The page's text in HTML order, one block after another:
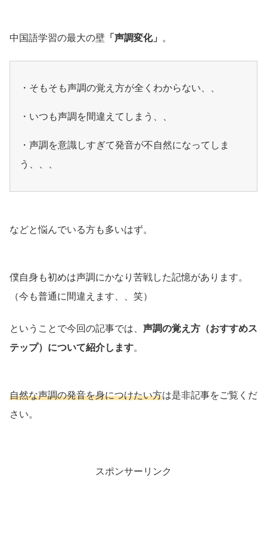
中国語学習の最大の壁 「声調変化」 。
・そもそも声調の覚え方が全くわからない、、
・いつも声調を間違えてしまう、、
・声調を意識しすぎて発音が不自然になってしま
う、、、
などと悩んでいる方も多いはず。
僕自身も初めは声調にかなり苦戦した記憶があります。
（今も普通に間違えます、、笑）
ということで今回の記事では、 声調の覚え方（おすすめス
テップ）について紹介します。
自然な声調の発音を身につけたい方は是非記事をご覧くだ
さい。
スポンサーリンク